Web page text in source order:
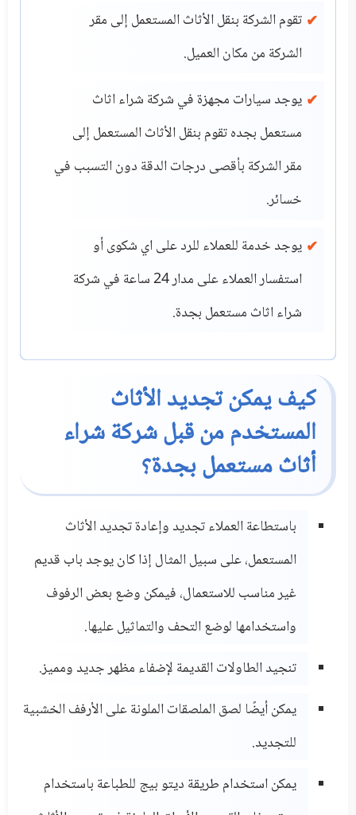
تقوم الشركة بنقل الأثاث المستعمل إلى مقر
الشركة من مكان العميل.
يوجد سيارات مجهزة في شركة شراء اثاث
مستعمل بجده تقوم بنقل الأثاث المستعمل إلى
مقر الشركة بأقصى درجات الدقة دون التسبب في
خسائر.
يوجد خدمة للعملاء للرد على اي شكوى أو
استفسار العملاء على مدار 24 ساعة في شركة
شراء اثاث مستعمل بجدة.
كيف يمكن تجديد الأثاث
المستخدم من قبل شركة شراء
أثاث مستعمل بجدة؟
باستطاعة العملاء تجديد وإعادة تجديد الأثاث
المستعمل، على سبيل المثال إذا كان يوجد باب قديم
غير مناسب للاستعمال، فيمكن وضع بعض الرفوف
واستخدامها لوضع التحف والتماثيل عليها.
تنجيد الطاولات القديمة لإضفاء مظهر جديد ومميز.
يمكن أيضًا لصق الملصقات الملونة على الأرفف الخشبية
للتجديد.
يمكن استخدام طريقة ديتو بيج للطباعة باستخدام